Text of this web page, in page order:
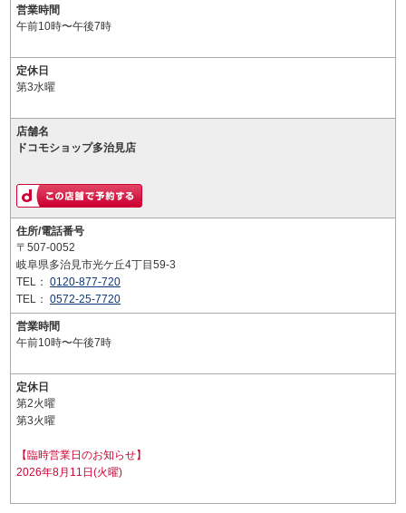
営業時間
午前10時〜午後7時
定休日
第3水曜
店舗名
ドコモショップ多治見店
住所/電話番号
〒507-0052
岐阜県多治見市光ケ丘4丁目59-3
TEL： 0120-877-720
TEL： 0572-25-7720
営業時間
午前10時〜午後7時
定休日
第2火曜
第3火曜
【臨時営業日のお知らせ】
2026年8月11日(火曜)